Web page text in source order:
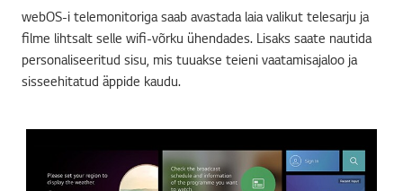
webOS-i telemonitoriga saab avastada laia valikut telesarju ja
filme lihtsalt selle wifi-võrku ühendades. Lisaks saate nautida
personaliseeritud sisu, mis tuuakse teieni vaatamisajaloo ja
sisseehitatud äppide kaudu.